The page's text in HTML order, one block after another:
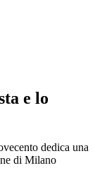
e lo
dedica una
di Milano